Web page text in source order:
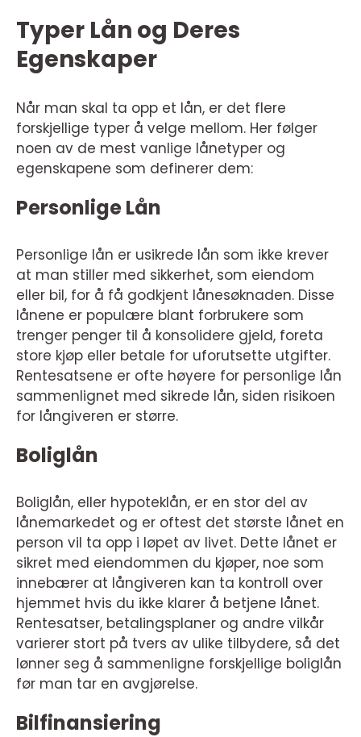
Typer Lån og Deres
Egenskaper
Når man skal ta opp et lån, er det flere
forskjellige typer å velge mellom. Her følger
noen av de mest vanlige lånetyper og
egenskapene som definerer dem:
Personlige Lån
Personlige lån er usikrede lån som ikke krever
at man stiller med sikkerhet, som eiendom
eller bil, for å få godkjent lånesøknaden. Disse
lånene er populære blant forbrukere som
trenger penger til å konsolidere gjeld, foreta
store kjøp eller betale for uforutsette utgifter.
Rentesatsene er ofte høyere for personlige lån
sammenlignet med sikrede lån, siden risikoen
for långiveren er større.
Boliglån
Boliglån, eller hypoteklån, er en stor del av
lånemarkedet og er oftest det største lånet en
person vil ta opp i løpet av livet. Dette lånet er
sikret med eiendommen du kjøper, noe som
innebærer at långiveren kan ta kontroll over
hjemmet hvis du ikke klarer å betjene lånet.
Rentesatser, betalingsplaner og andre vilkår
varierer stort på tvers av ulike tilbydere, så det
lønner seg å sammenligne forskjellige boliglån
før man tar en avgjørelse.
Bilfinansiering